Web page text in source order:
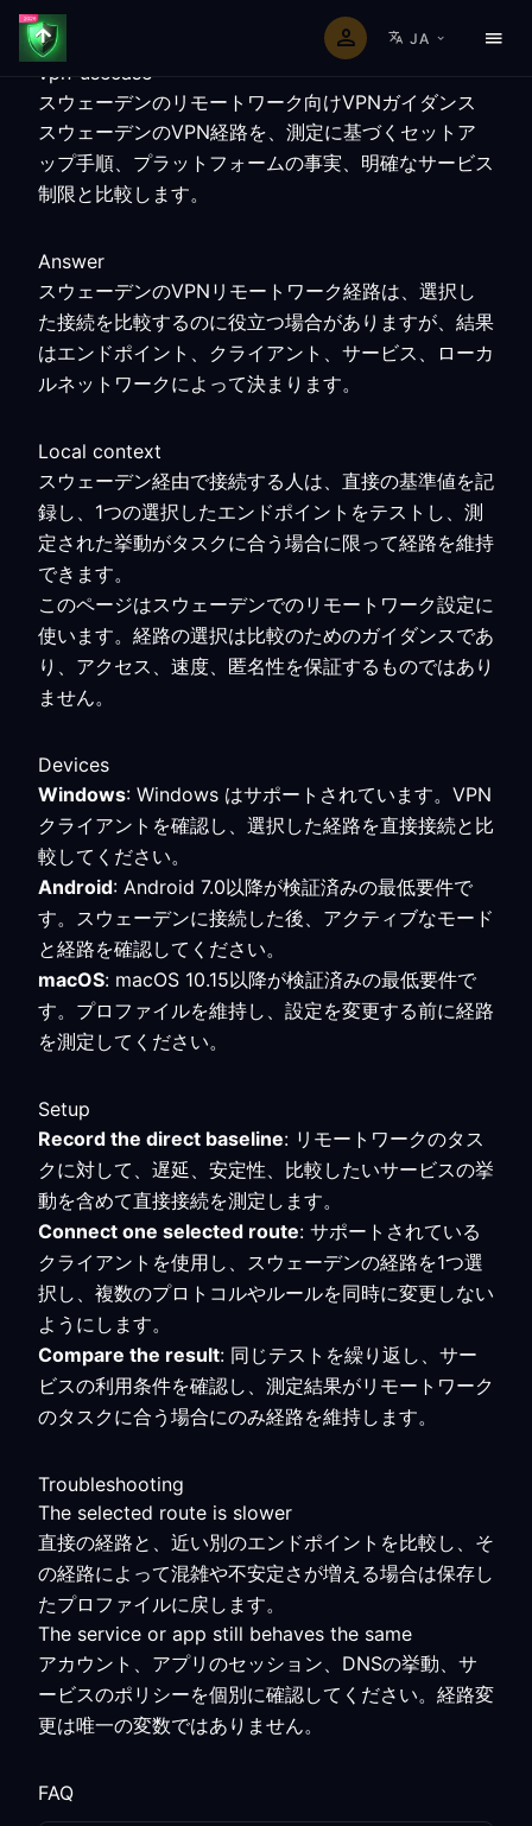
JA
vpn-usecase
スウェーデンのリモートワーク向けVPNガイダンス
スウェーデンのVPN経路を、測定に基づくセットア
ップ手順、プラットフォームの事実、明確なサービス
制限と比較します。
Answer
スウェーデンのVPNリモートワーク経路は、選択し
た接続を比較するのに役立つ場合がありますが、結果
はエンドポイント、クライアント、サービス、ローカ
ルネットワークによって決まります。
Local context
スウェーデン経由で接続する人は、直接の基準値を記
録し、1つの選択したエンドポイントをテストし、測
定された挙動がタスクに合う場合に限って経路を維持
できます。
このページはスウェーデンでのリモートワーク設定に
使います。経路の選択は比較のためのガイダンスであ
り、アクセス、速度、匿名性を保証するものではあり
ません。
Devices
Windows: Windows はサポートされています。VPN
クライアントを確認し、選択した経路を直接接続と比
較してください。
Android: Android 7.0以降が検証済みの最低要件で
す。スウェーデンに接続した後、アクティブなモード
と経路を確認してください。
macOS: macOS 10.15以降が検証済みの最低要件で
す。プロファイルを維持し、設定を変更する前に経路
を測定してください。
Setup
Record the direct baseline: リモートワークのタス
クに対して、遅延、安定性、比較したいサービスの挙
動を含めて直接接続を測定します。
Connect one selected route: サポートされている
クライアントを使用し、スウェーデンの経路を1つ選
択し、複数のプロトコルやルールを同時に変更しない
ようにします。
Compare the result: 同じテストを繰り返し、サー
ビスの利用条件を確認し、測定結果がリモートワーク
のタスクに合う場合にのみ経路を維持します。
Troubleshooting
The selected route is slower
直接の経路と、近い別のエンドポイントを比較し、そ
の経路によって混雑や不安定さが増える場合は保存し
たプロファイルに戻します。
The service or app still behaves the same
アカウント、アプリのセッション、DNSの挙動、サ
ービスのポリシーを個別に確認してください。経路変
更は唯一の変数ではありません。
FAQ